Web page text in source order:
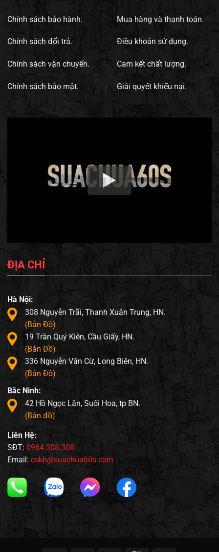
Chính sách bảo hành.
Chính sách đổi trả.
Chính sách vận chuyển.
Chính sách bảo mật.
Mua hàng và thanh toán.
Điều khoản sử dụng.
Cam kết chất lượng.
Giải quyết khiếu nại.
ĐỊA CHỈ
Hà Nội:
308 Nguyễn Trãi, Thanh Xuân Trung, HN.
(Bản Đồ)
19 Trần Quý Kiên, Cầu Giấy, HN.
(Bản Đồ)
336 Nguyễn Văn Cừ, Long Biên, HN.
(Bản Đồ)
Bắc Ninh:
42 Hồ Ngọc Lân, Suối Hoa, tp BN.
(Bản đồ)
Liên Hệ:
SĐT: 0964.308.308
Email: cskh@suachua60s.com